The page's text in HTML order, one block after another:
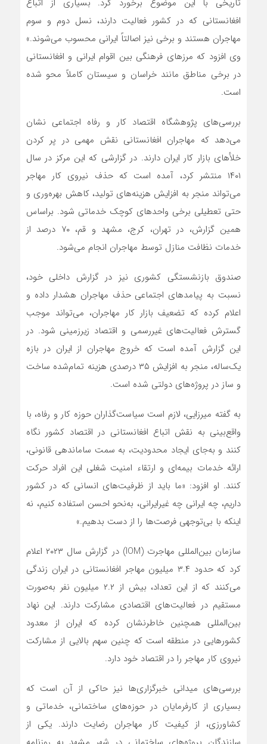
تاریخی با این موضوع برخورد کرد. بسیاری از اتباع
افغانستانی که در کشور فعالیت دارند، نسل دوم و سوم
مهاجران هستند و برخی نیز اصالتاً ایرانی محسوب می‌شوند.»
وی افزود که مرزهای فرهنگی بین اقوام ایرانی و افغانستانی
در برخی مناطق مانند خراسان و سیستان کاملاً محو شده
است.
بررسی‌های پژوهشگاه اقتصاد کار و رفاه اجتماعی نشان
می‌دهد که مهاجران افغانستانی نقش مهمی در پر کردن
خلأهای بازار کار ایران دارند. در گزارشی که این مرکز در سال
۱۴۰۱ منتشر کرد، آمده است که حذف نیروی کار مهاجر
می‌تواند منجر به افزایش هزینه‌های تولید، کاهش بهره‌وری و
حتی تعطیلی برخی واحدهای کوچک خدماتی شود. براساس
همین گزارش، در تهران، کرج، مشهد و قم، ۷۰ درصد از
خدمات نظافت منازل توسط مهاجران انجام می‌شود.
صندوق بازنشستگی کشوری نیز در گزارش داخلی خود،
نسبت به پیامدهای اجتماعی حذف مهاجران هشدار داده و
اعلام کرده که تضعیف بازار کار مهاجران، می‌تواند موجب
گسترش فعالیت‌های غیررسمی و اقتصاد زیرزمینی شود. در
این گزارش آمده است که خروج مهاجران از ایران در بازه
یک‌ساله، منجر به افزایش ۳۵ درصدی هزینه تمام‌شده ساخت
و ساز در پروژه‌های دولتی شده است.
به گفته میرزایی، لازم است سیاست‌گذاران حوزه کار و رفاه، با
واقع‌بینی به نقش اتباع افغانستانی در اقتصاد کشور نگاه
کنند و به‌جای ایجاد محدودیت، به سمت ساماندهی قانونی،
ارائه خدمات بیمه‌ای و ارتقاء امنیت شغلی این افراد حرکت
کنند. او افزود: «ما باید از ظرفیت‌های انسانی که در کشور
داریم، چه ایرانی چه غیرایرانی، به‌نحو احسن استفاده کنیم، نه
اینکه با بی‌توجهی فرصت‌ها را از دست بدهیم.»
سازمان بین‌المللی مهاجرت (IOM) در گزارش سال ۲۰۲۳ اعلام
کرد که حدود ۳.۴ میلیون مهاجر افغانستانی در ایران زندگی
می‌کنند که از این تعداد، بیش از ۲.۲ میلیون نفر به‌صورت
مستقیم در فعالیت‌های اقتصادی مشارکت دارند. این نهاد
بین‌المللی همچنین خاطرنشان کرده که ایران از معدود
کشورهایی در منطقه است که چنین سهم بالایی از مشارکت
نیروی کار مهاجر را در اقتصاد خود دارد.
بررسی‌های میدانی خبرگزاری‌ها نیز حاکی از آن است که
بسیاری از کارفرمایان در حوزه‌های ساختمانی، خدماتی و
کشاورزی، از کیفیت کار مهاجران رضایت دارند. یکی از